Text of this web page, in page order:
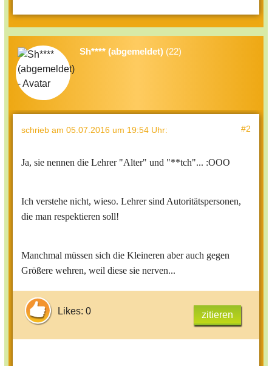
Sh**** (abgemeldet) (22)
schrieb am 05.07.2016 um 19:54 Uhr: #2
Ja, sie nennen die Lehrer "Alter" und "**tch"... :OOO
Ich verstehe nicht, wieso. Lehrer sind Autoritätspersonen,
die man respektieren soll!
Manchmal müssen sich die Kleineren aber auch gegen
Größere wehren, weil diese sie nerven...
Likes: 0 zitieren